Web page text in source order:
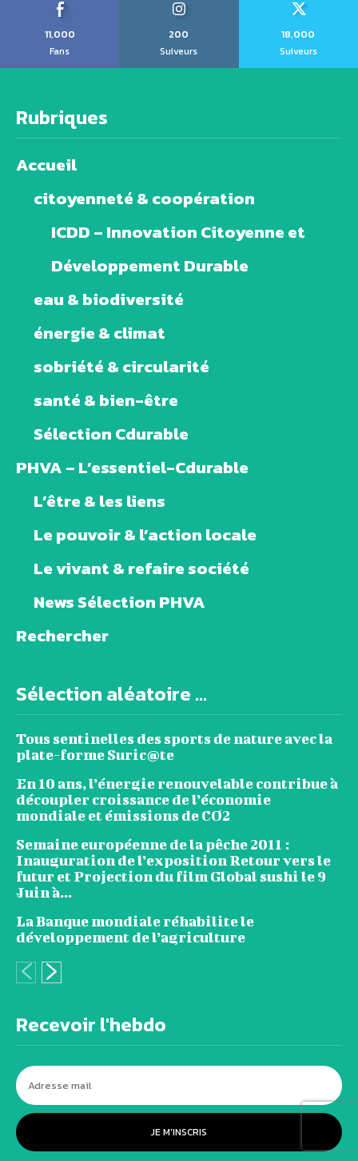
11,000
Fans
200
Suiveurs
18,000
Suiveurs
Rubriques
Accueil
citoyenneté & coopération
ICDD – Innovation Citoyenne et
Développement Durable
eau & biodiversité
énergie & climat
sobriété & circularité
santé & bien-être
Sélection Cdurable
PHVA – L’essentiel-Cdurable
L’être & les liens
Le pouvoir & l’action locale
Le vivant & refaire société
News Sélection PHVA
Rechercher
Sélection aléatoire ...
Tous sentinelles des sports de nature avec la
plate-forme Suric@te
En 10 ans, l’énergie renouvelable contribue à
découpler croissance de l’économie
mondiale et émissions de CO2
Semaine européenne de la pêche 2011 :
Inauguration de l’exposition Retour vers le
futur et Projection du film Global sushi le 9
Juin à...
La Banque mondiale réhabilite le
développement de l’agriculture
Recevoir l'hebdo
JE M'INSCRIS